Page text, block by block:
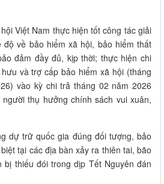
Việt Nam thực hiện tốt công tác giải
độ về bảo hiểm xã hội, bảo hiểm thất
đảm đầy đủ, kịp thời; thực hiện chi
và trợ cấp bảo hiểm xã hội (tháng
vào kỳ chi trả tháng 02 năm 2026
thụ hưởng chính sách vui xuân,
dự trữ quốc gia đúng đối tượng, bảo
tại các địa bàn xảy ra thiên tai, bão
bị thiếu đói trong dịp Tết Nguyên đán